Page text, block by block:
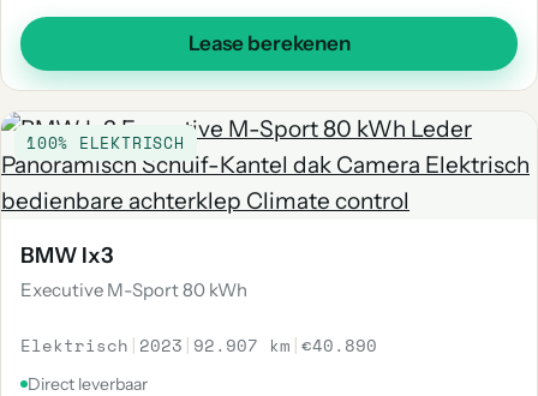
Lease berekenen
100% ELEKTRISCH
BMW Ix3
Executive M-Sport 80 kWh
Elektrisch | 2023 | 92.907 km |€40.890
Direct leverbaar